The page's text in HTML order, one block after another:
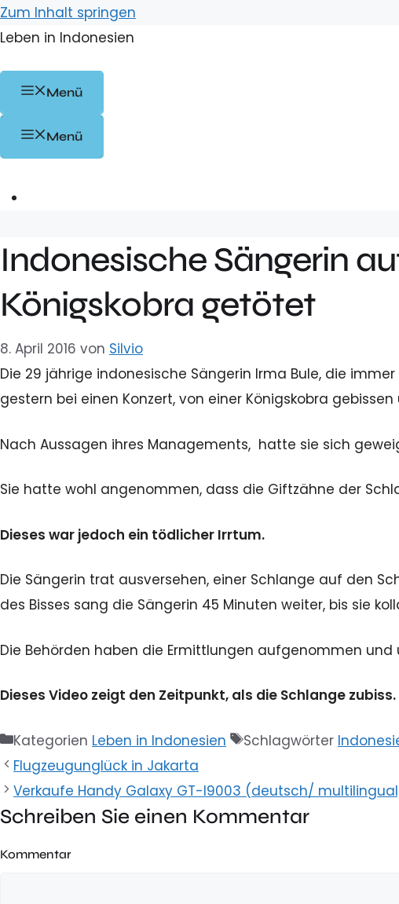
Zum Inhalt springen
Leben in Indonesien
Menü
Menü
Indonesische Sängerin
Königskobra getötet
8. April 2016 von Silvio
Die 29 jährige indonesische Sängerin Irma Bule, die
gestern bei einen Konzert, von einer Königskobra
Nach Aussagen ihres Managements, hatte sie sich
Sie hatte wohl angenommen, dass die Giftzähne der
Dieses war jedoch ein tödlicher Irrtum.
Die Sängerin trat ausversehen, einer Schlange auf den
des Bisses sang die Sängerin 45 Minuten weiter, bis sie
Die Behörden haben die Ermittlungen aufgenommen und
Dieses Video zeigt den Zeitpunkt, als die Schlange zubiss.
Kategorien Leben in Indonesien Schlagwörter
Flugzeugunglück in Jakarta
Verkaufe Handy Galaxy GT-I9003 (deutsch/
Schreiben Sie einen Kommentar
Kommentar